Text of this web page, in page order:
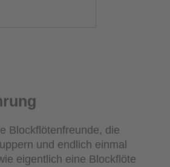
Blockflötenfreunde, die
und endlich einmal
eigentlich eine Blockflöte